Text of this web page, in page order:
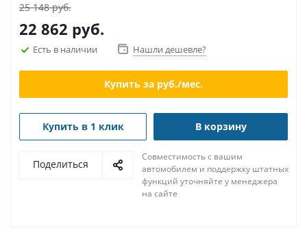
25 148 руб.
22 862 руб.
Есть в наличии Нашли дешевле?
Купить за руб./мес.
Купить в 1 клик В корзину
Поделиться
Совместимость с вашим
автомобилем и поддержку штатных
функций уточняйте у менеджера
на сайте